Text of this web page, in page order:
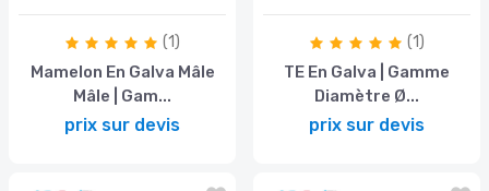
(1)
Mamelon En Galva Mâle
Mâle | Gam...
prix sur devis
(1)
TE En Galva | Gamme
Diamètre Ø...
prix sur devis